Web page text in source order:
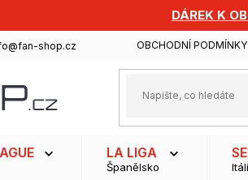
DÁREK K
shop.cz OBCHODNÍ PODMÍNKY
LA LIGA
Španělsko